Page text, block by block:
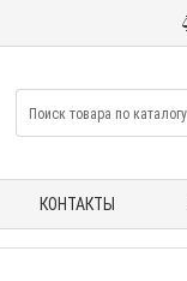
КОНТАКТЫ